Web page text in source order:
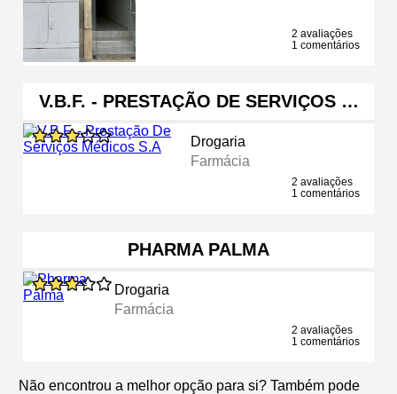
2 avaliações
1 comentários
V.B.F. - PRESTAÇÃO DE SERVIÇOS …
Drogaria
Farmácia
2 avaliações
1 comentários
PHARMA PALMA
Drogaria
Farmácia
2 avaliações
1 comentários
Não encontrou a melhor opção para si? Também pode